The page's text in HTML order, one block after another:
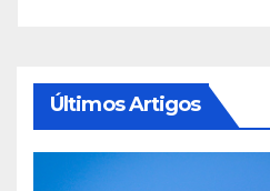
Últimos Artigos